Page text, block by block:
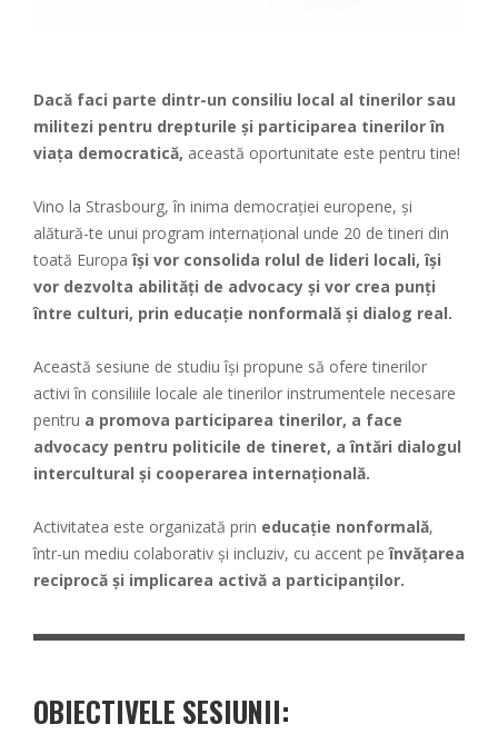
Dacă faci parte dintr-un consiliu local al tinerilor sau
militezi pentru drepturile și participarea tinerilor în
viața democratică, această oportunitate este pentru tine!
Vino la Strasbourg, în inima democrației europene, și
alătură-te unui program internațional unde 20 de tineri din
toată Europaîși vor consolida rolul de lideri locali, își
vor dezvolta abilități de advocacy și vor crea punți
între culturi, prin educație nonformală și dialog real.
Această sesiune de studiu își propune să ofere tinerilor
activi în consiliile locale ale tinerilor instrumentele necesare
pentru a promova participarea tinerilor, a face
advocacy pentru politicile de tineret, a întări dialogul
intercultural și cooperarea internațională.
Activitatea este organizată prin educație nonformală,
într-un mediu colaborativ și incluziv, cu accent peînvățarea
reciprocă și implicarea activă a participanților.
OBIECTIVELE SESIUNII: